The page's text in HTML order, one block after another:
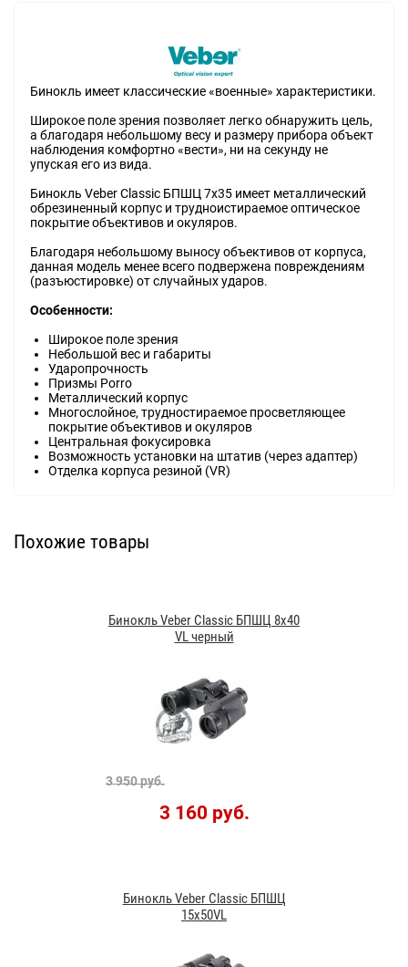
Бинокль имеет классические «военные» характеристики.
Широкое поле зрения позволяет легко обнаружить цель,
а благодаря небольшому весу и размеру прибора объект
наблюдения комфортно «вести», ни на секунду не
упуская его из вида.
Бинокль Veber Classic БПШЦ 7x35 имеет металлический
обрезиненный корпус и трудноистираемое оптическое
покрытие объективов и окуляров.
Благодаря небольшому выносу объективов от корпуса,
данная модель менее всего подвержена повреждениям
(разъюстировке) от случайных ударов.
Особенности:
Широкое поле зрения
Небольшой вес и габариты
Ударопрочность
Призмы Porro
Металлический корпус
Многослойное, трудностираемое просветляющее
покрытие объективов и окуляров
Центральная фокусировка
Возможность установки на штатив (через адаптер)
Отделка корпуса резиной (VR)
Похожие товары
Бинокль Veber Classic БПШЦ 8x40
VL черный
3 950 руб.
3 160 руб.
Бинокль Veber Classic БПШЦ
15x50VL